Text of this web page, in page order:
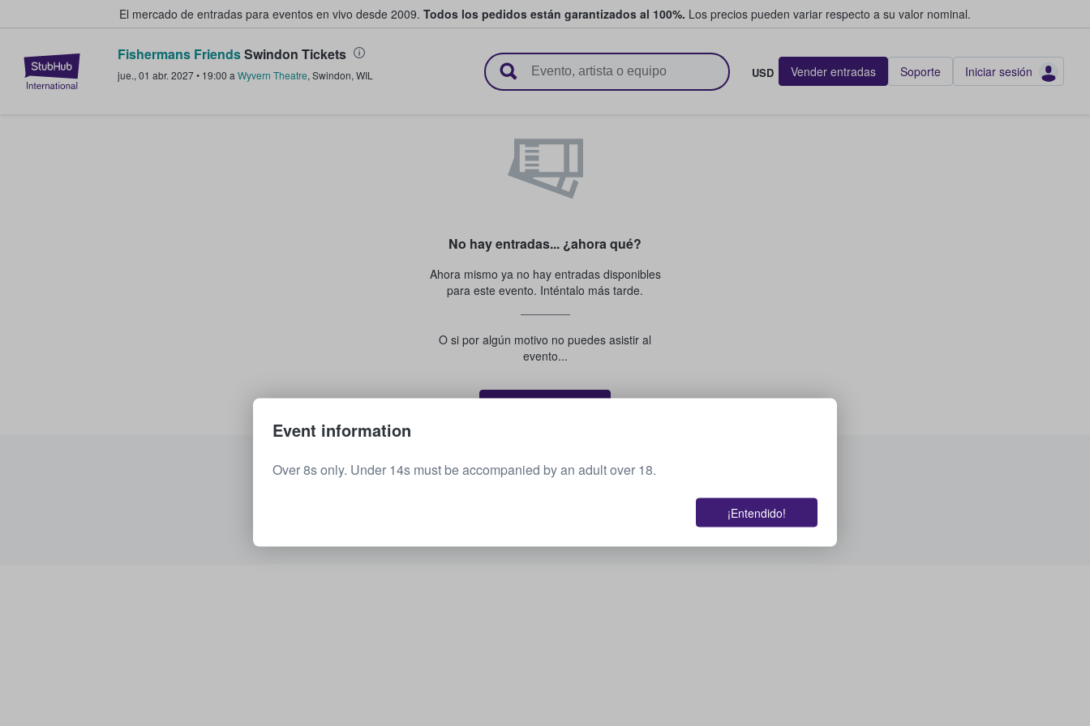
El mercado de entradas para eventos en vivo desde 2009. Todos los pedidos están garantizados al 100%. Los precios pueden variar respecto a su valor nominal.
StubHub: compra y venta de entradas entre fans
Fishermans FriendsSwindon Tickets
jue., 01 abr. 2027• 19:00 a Wyvern Theatre, Swindon, WIL USD Vender entradas Soporte Iniciar sesión
No hay entradas... ¿ahora qué?
Ahora mismo ya no hay entradas disponibles
para este evento. Inténtalo más tarde.
O si por algún motivo no puedes asistir al
evento...
Ver todos los eventos próximos
Event information
Over 8s only. Under 14s must be accompanied by an adult over 18.
¡Entendido!